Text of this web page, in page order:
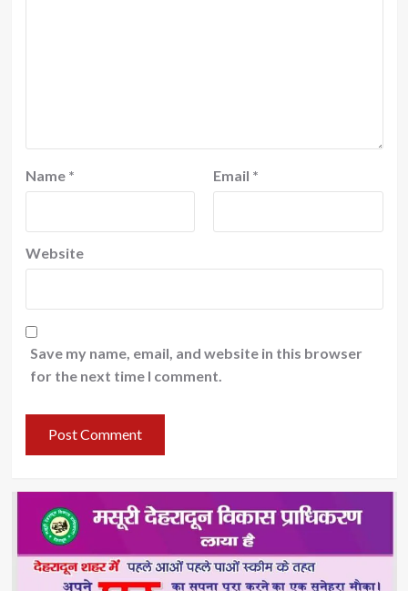
Name * Email *
Website
Save my name, email, and website in this browser
for the next time I comment.